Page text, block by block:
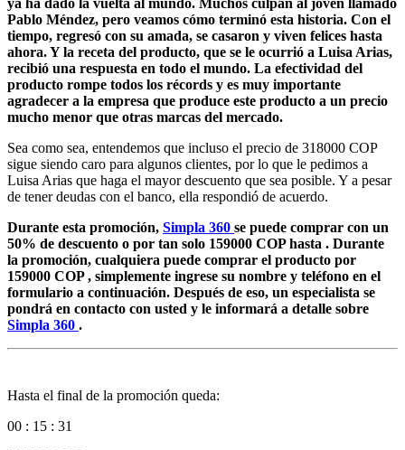
Pablo Méndez, pero veamos cómo terminó esta historia. Con el
tiempo, regresó con su amada, se casaron y viven felices hasta
ahora. Y la receta del producto, que se le ocurrió a Luisa Arias,
recibió una respuesta en todo el mundo. La efectividad del
producto rompe todos los récords y es muy importante
agradecer a la empresa que produce este producto a un precio
mucho menor que otras marcas del mercado.
Sea como sea, entendemos que incluso el precio de 318000 COP
sigue siendo caro para algunos clientes, por lo que le pedimos a
Luisa Arias que haga el mayor descuento que sea posible. Y a pesar
de tener deudas con el banco, ella respondió de acuerdo.
Durante esta promoción, Simpla 360 se puede comprar con un
50% de descuento o por tan solo 159000 COPhasta . Durante
la promoción, cualquiera puede comprar el producto por
159000 COP, simplemente ingrese su nombre y teléfono en el
formulario a continuación. Después de eso, un especialista se
pondrá en contacto con usted y le informará a detalle sobre
Simpla 360 .
Hasta el final de la promoción queda:
00 : 15 : 31